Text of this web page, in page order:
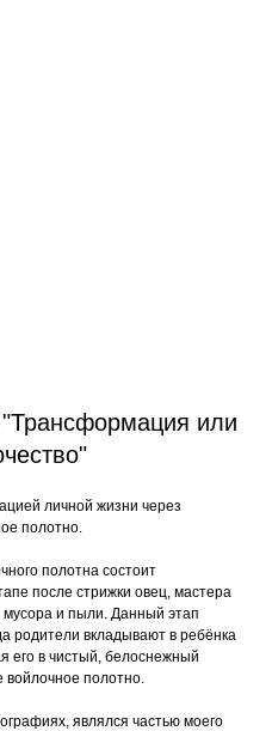
или
личной жизни через
полотно.
полотна состоит
после стрижки овец, мастера
и пыли. Данный этап
родители вкладывают в ребёнка
его в чистый, белоснежный
войлочное полотно.
являлся частью моего